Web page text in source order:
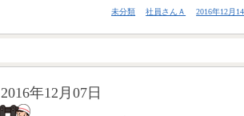
未分類 社員さんＡ 2016年12月
2016年12月07日